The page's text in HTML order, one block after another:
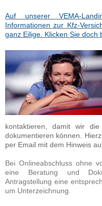
Auf unserer VEMA-
Informationen zur Kfz-
ganz Eilige. Klicken Sie doch
kontaktieren, damit wir die
dokumentieren können.
per Email mit dem Hinweis
Bei Onlineabschluss ohne
eine Beratung und
Antragstellung eine
um Unterzeichnung.